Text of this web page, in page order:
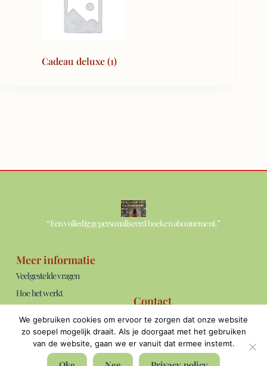
Cadeau deluxe(1)
“Een volledig gepersonaliseerd boeken abonnement.”
Meer informatie
Veelgestelde vragen
Hoe het werkt
Blog
Algemene voorwaarden
Privacyverklaring
Contact
info@thebookshelf.nl
Bereikbaar: ma t/m vrij van 09:00 -
17:00 uur.
We gebruiken cookies om ervoor te zorgen dat onze website
zo soepel mogelijk draait. Als je doorgaat met het gebruiken
van de website, gaan we er vanuit dat ermee instemt.